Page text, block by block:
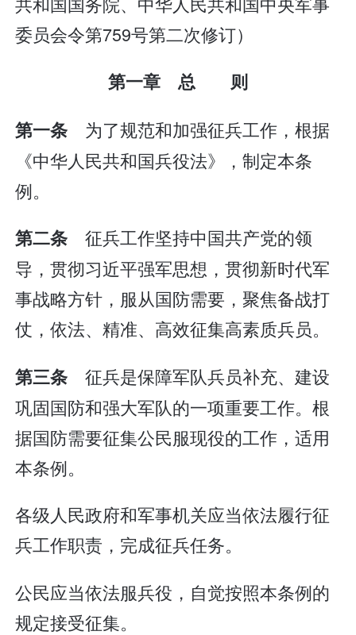
委员会令第759号第二次修订）
第一章 总 则
第一条 为了规范和加强征兵工作，根据
《中华人民共和国兵役法》，制定本条
例。
第二条 征兵工作坚持中国共产党的领
导，贯彻习近平强军思想，贯彻新时代军
事战略方针，服从国防需要，聚焦备战打
仗，依法、精准、高效征集高素质兵员。
第三条 征兵是保障军队兵员补充、建设
巩固国防和强大军队的一项重要工作。根
据国防需要征集公民服现役的工作，适用
本条例。
各级人民政府和军事机关应当依法履行征
兵工作职责，完成征兵任务。
公民应当依法服兵役，自觉按照本条例的
规定接受征集。